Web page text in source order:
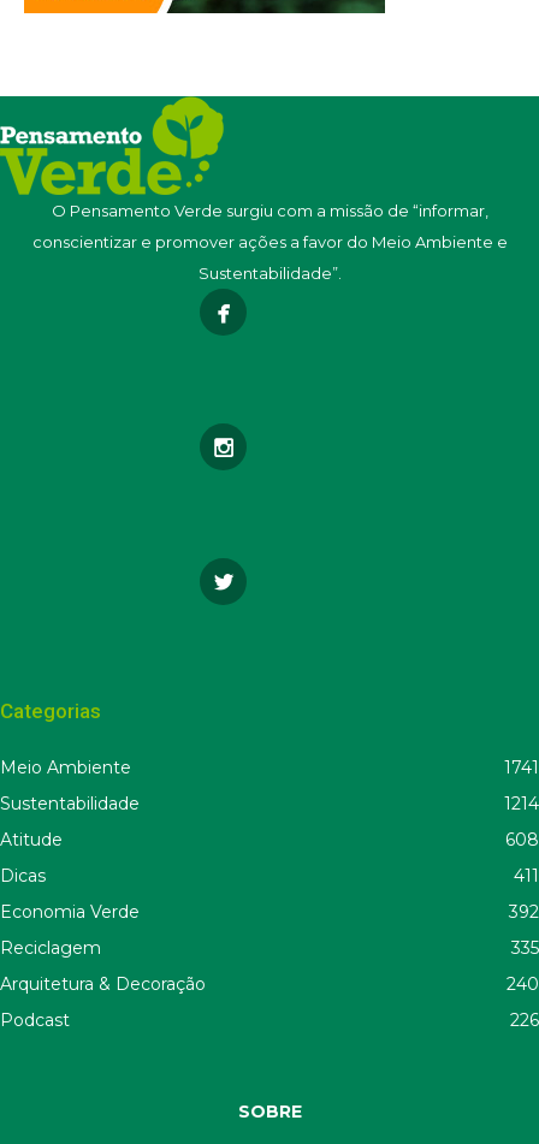
O Pensamento Verde surgiu com a missão de “informar,
conscientizar e promover ações a favor do Meio Ambiente e
Sustentabilidade”.
Categorias
Meio Ambiente
1741
Sustentabilidade
1214
Atitude
608
Dicas
411
Economia Verde
392
Reciclagem
335
Arquitetura & Decoração
240
Podcast
226
SOBRE